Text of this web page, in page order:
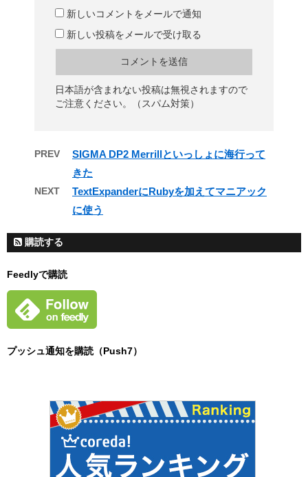
新しいコメントをメールで通知
新しい投稿をメールで受け取る
日本語が含まれない投稿は無視されますので
ご注意ください。（スパム対策）
PREV
SIGMA DP2 Merrillといっしょに海行って
きた
NEXT
TextExpanderにRubyを加えてマニアック
に使う
購読する
Feedlyで購読
プッシュ通知を購読（Push7）